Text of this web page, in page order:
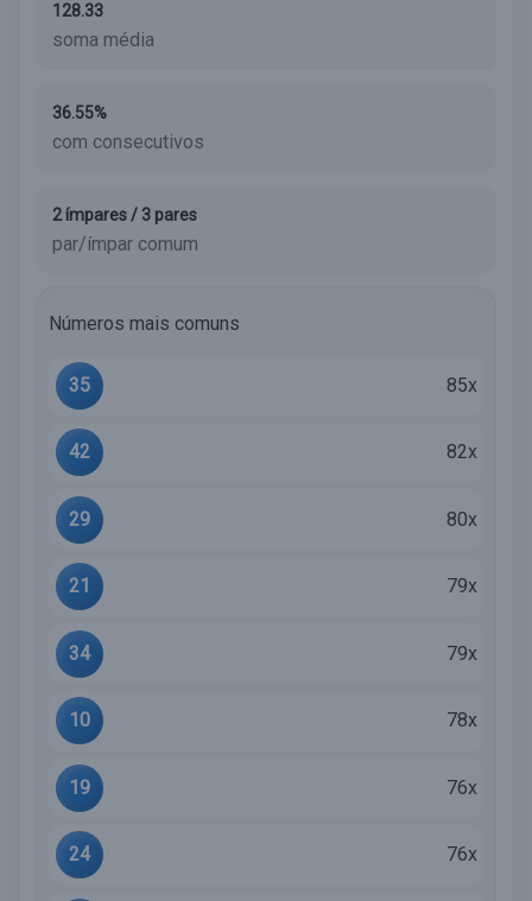
128.33
soma média
36.55%
com consecutivos
2 ímpares / 3 pares
par/ímpar comum
Números mais comuns
35 85x
42 82x
29 80x
21 79x
34 79x
10 78x
19 76x
24 76x